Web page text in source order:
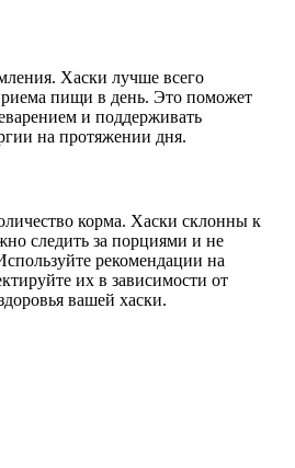
Хаски лучше всего
пищи в день. Это поможет
и поддерживать
на протяжении дня.
корма. Хаски склонны к
следить за порциями и не
рекомендации на
их в зависимости от
вашей хаски.